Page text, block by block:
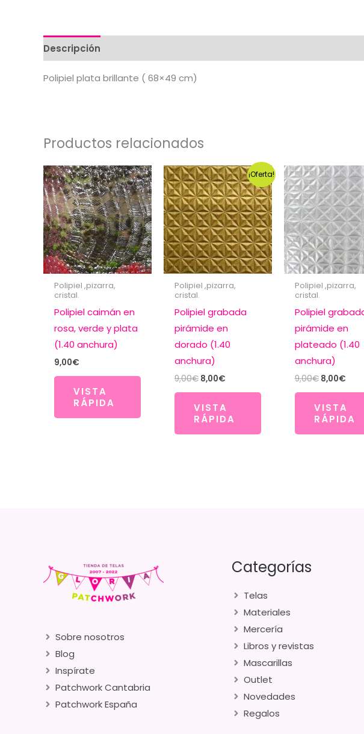
Descripción
Polipiel plata brillante ( 68×49 cm)
Productos relacionados
Polipiel ,pizarra,
cristal.
Polipiel caimán en
rosa, verde y plata
(1.40 anchura)
9,00€
VISTA
RÁPIDA
¡Oferta!
Polipiel ,pizarra,
cristal.
Polipiel grabada
pirámide en
dorado (1.40
anchura)
9,00€ El
era:
9,00€.
8,00€El
es:
8,00€.
VISTA
RÁPIDA
Polipiel ,pizarra,
cristal.
Polipiel
pirámide en
plateado (1.40
anchura)
9,00€ El
era:
9,00€.
8,00€El
es:
VISTA
RÁPIDA
Sobre nosotros
Blog
Inspírate
Patchwork Cantabria
Patchwork España
Categorías
Telas
Materiales
Mercería
Libros y revistas
Mascarillas
Outlet
Novedades
Regalos